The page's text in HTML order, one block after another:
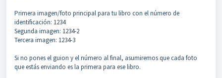
Primera imagen/foto principal para tu libro con el número de
identificación: 1234
Segunda imagen: 1234-2
Tercera imagen: 1234-3
Si no pones el guion y el número al final, asumiremos que cada foto
que estás enviando es la primera para ese libro.